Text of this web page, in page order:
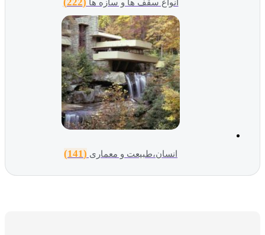
انواع سقف ها و سازه ها
انسان،طبیعت و معماری (141)